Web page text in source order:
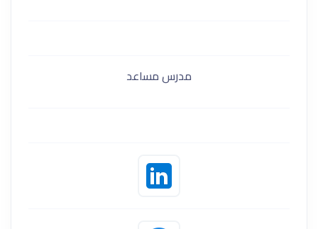
مدرس مساعد